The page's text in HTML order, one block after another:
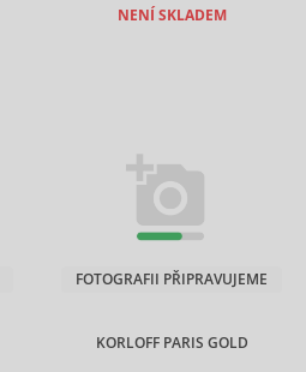
NENÍ SKLADEM
KORLOFF PARIS GOLD
FOTOGRAFII PŘIPRAVUJEME